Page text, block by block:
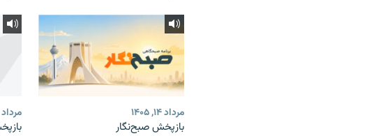
مرداد ۱۴, ۱۴۰۵
بازپخش صبح‌نگار
مرداد ۱۴, ۱۴۰۵